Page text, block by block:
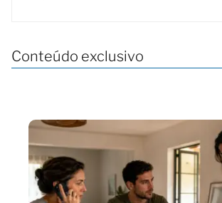
Conteúdo exclusivo